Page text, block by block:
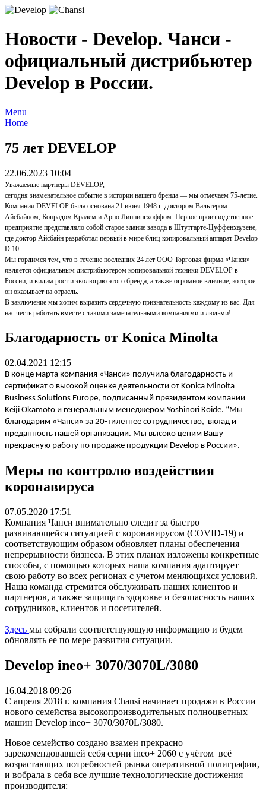
Новости - Develop. Чанси -
официальный дистрибьютер
Develop в России.
Menu
Home
75 лет DEVELOP
22.06.2023 10:04
Уважаемые партнеры DEVELOP,
сегодня знаменательное событие в истории нашего бренда — мы отмечаем 75-летие.
Компания DEVELOP была основана 21 июня 1948 г. доктором Вальтером
Айсбайном, Конрадом Кралем и Арно Липпингхоффом. Первое производственное
предприятие представляло собой старое здание завода в Штутгарте-Цуффенхаузене,
где доктор Айсбайн разработал первый в мире блиц-копировальный аппарат Develop
D 10.
Мы гордимся тем, что в течение последних 24 лет ООО Торговая фирма «Чанси»
является официальным дистрибьютером копировальной техники DEVELOP в
России, и видим рост и эволюцию этого бренда, а также огромное влияние, которое
он оказывает на отрасль.
В заключение мы хотим выразить сердечную признательность каждому из вас. Для
нас честь работать вместе с такими замечательными компаниями и людьми!
Благодарность от Konica Minolta
02.04.2021 12:15
В конце марта компания «Чанси» получила благодарность и
сертификат о высокой оценке деятельности от Konica Minolta
Business Solutions Europe, подписанный президентом компании
Keiji Okamoto и генеральным менеджером Yoshinori Koide. “Мы
благодарим «Чанси» за 20-тилетнее сотрудничество, вклад и
преданность нашей организации. Мы высоко ценим Вашу
прекрасную работу по продаже продукции Develop в России».
Меры по контролю воздействия
коронавируса
07.05.2020 17:51
Компания Чанси внимательно следит за быстро
развивающейся ситуацией с коронавирусом (COVID-19) и
соответствующим образом обновляет планы обеспечения
непрерывности бизнеса. В этих планах изложены конкретные
способы, с помощью которых наша компания адаптирует
свою работу во всех регионах с учетом меняющихся условий.
Наша команда стремится обслуживать наших клиентов и
партнеров, а также защищать здоровье и безопасность наших
сотрудников, клиентов и посетителей.
Здесь мы собрали соответствующую информацию и будем
обновлять ее по мере развития ситуации.
Develop ineo+ 3070/3070L/3080
16.04.2018 09:26
С апреля 2018 г. компания Chansi начинает продажи в России
нового семейства высокопроизводительных полноцветных
машин Develop ineo+ 3070/3070L/3080.
Новое семейство создано взамен прекрасно
зарекомендовавшей себя серии ineo+ 2060 с учётом всё
возрастающих потребностей рынка оперативной полиграфии,
и вобрала в себя все лучшие технологические достижения
производителя: